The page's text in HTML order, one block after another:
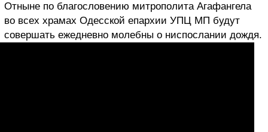
Отныне по благословению митрополита Агафангела
во всех храмах Одесской епархии УПЦ МП будут
совершать ежедневно молебны о ниспослании дождя.